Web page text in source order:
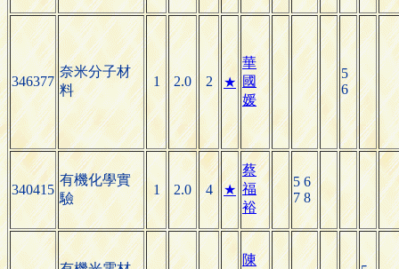
346377
奈米分子材
料
1 2.0 2 ★
華
國
媛
5
6
340415
有機化學實
驗
1 2.0 4 ★
蔡
福
裕
5 6
7 8
陳